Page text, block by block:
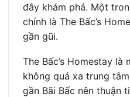
đây khám phá. Một
chính là The Bấc’s
gần gũi.
The Bấc’s Homestay
không quá xa trung
gần Bãi Bấc nên thuận